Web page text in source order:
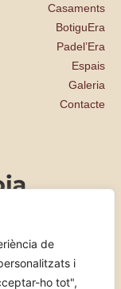
de
i
ho tot",
Casaments
BotiguEra
Padel’Era
Espais
Galeria
Contacte